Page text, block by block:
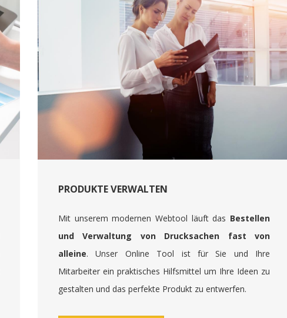
PRODUKTE VERWALTEN
Mit unserem modernen Webtool läuft das Bestellen
und Verwaltung von Drucksachen fast von
alleine. Unser Online Tool ist für Sie und Ihre
Mitarbeiter ein praktisches Hilfsmittel um Ihre Ideen zu
gestalten und das perfekte Produkt zu entwerfen.